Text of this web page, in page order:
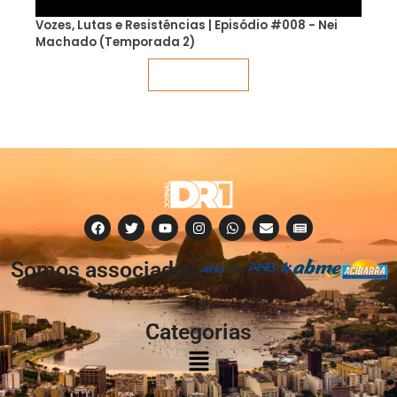
Vozes, Lutas e Resistências | Episódio #008 - Nei
Machado (Temporada 2)
Somos associados
à:
Categorias